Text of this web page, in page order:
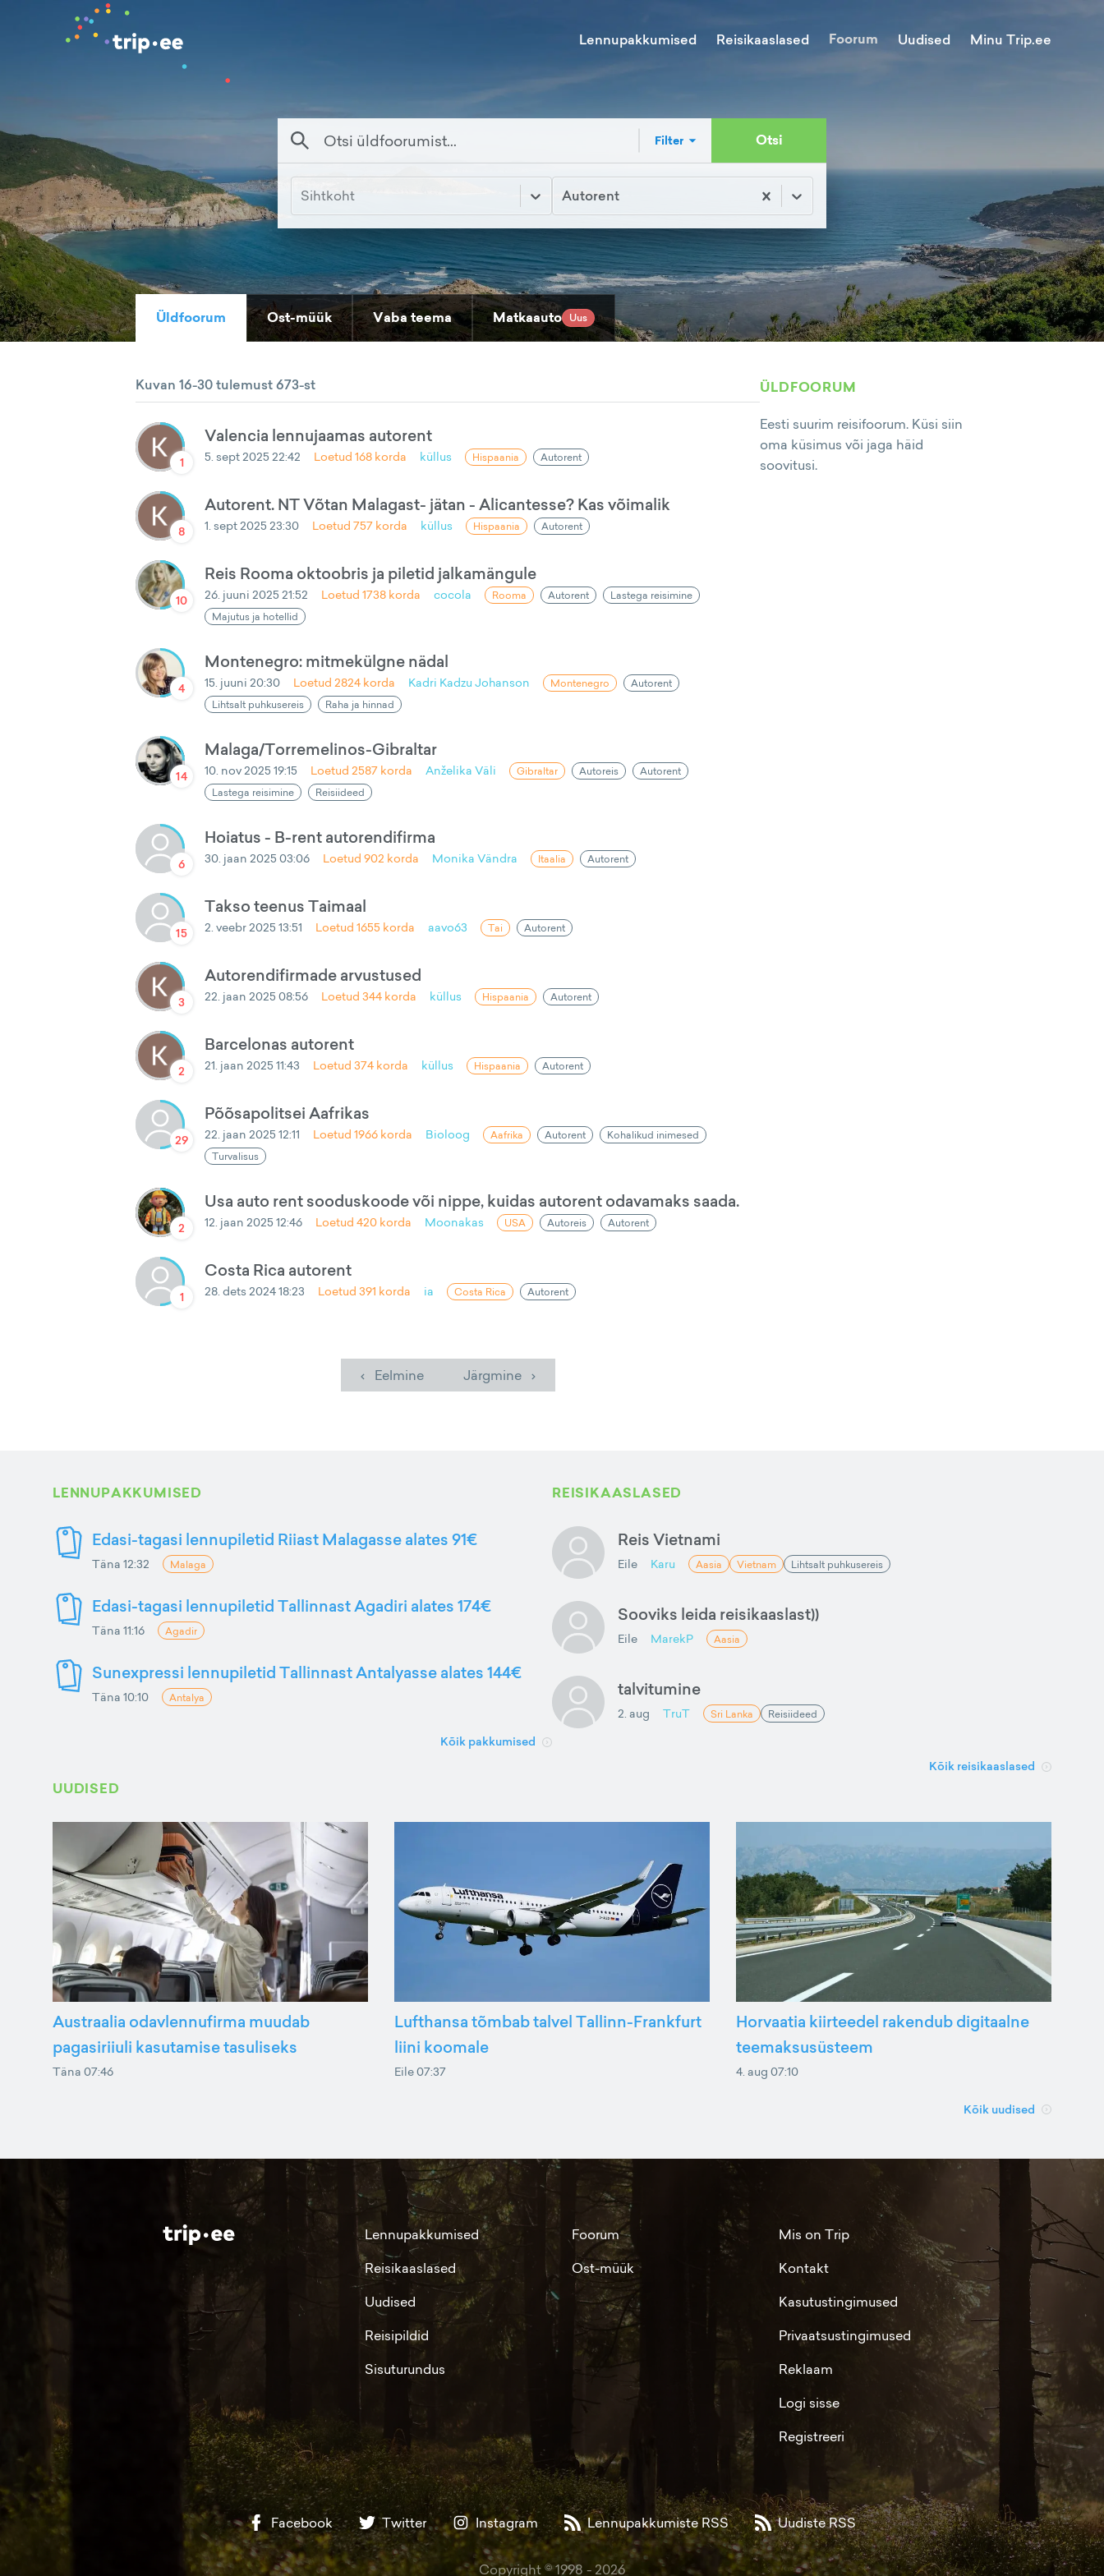
Lennupakkumised Reisikaaslased Foorum Uudised Minu Trip.ee
Filter Otsi
Sihtkoht Autorent
Üldfoorum Ost-müük Vaba teema Matkaauto Uus
Kuvan 16-30 tulemust 673-st
1
Valencia lennujaamas autorent
5. sept 2025 22:42 Loetud168 korda küllus Hispaania Autorent
8
Autorent. NT Võtan Malagast- jätan - Alicantesse? Kas võimalik
1. sept 2025 23:30 Loetud757 korda küllus Hispaania Autorent
10
Reis Rooma oktoobris ja piletid jalkamängule
26. juuni 2025 21:52 Loetud1738 korda cocola Rooma Autorent
Lastega reisimine
Majutus ja hotellid
4
Montenegro: mitmekülgne nädal
15. juuni 20:30 Loetud2824 korda Kadri Kadzu Johanson Montenegro
Autorent
Lihtsalt puhkusereis
Raha ja hinnad
14
Malaga/Torremelinos-Gibraltar
10. nov 2025 19:15 Loetud2587 korda Anželika Väli Gibraltar Autoreis
Autorent
Lastega reisimine
Reisiideed
6
Hoiatus - B-rent autorendifirma
30. jaan 2025 03:06 Loetud902 korda Monika Vändra Itaalia Autorent
15
Takso teenus Taimaal
2. veebr 2025 13:51 Loetud1655 korda aavo63 Tai Autorent
3
Autorendifirmade arvustused
22. jaan 2025 08:56 Loetud344 korda küllus Hispaania Autorent
2
Barcelonas autorent
21. jaan 2025 11:43 Loetud374 korda küllus Hispaania Autorent
29
Põõsapolitsei Aafrikas
22. jaan 2025 12:11 Loetud1966 korda Bioloog Aafrika Autorent
Kohalikud inimesed
Turvalisus
2
Usa auto rent sooduskoode või nippe, kuidas autorent odavamaks saada.
12. jaan 2025 12:46 Loetud420 korda Moonakas USA Autoreis Autorent
1
Costa Rica autorent
28. dets 2024 18:23 Loetud391 korda ia Costa Rica Autorent
‹ Eelmine Järgmine ›
ÜLDFOORUM
Eesti suurim reisifoorum. Küsi siin
oma küsimus või jaga häid
soovitusi.
LENNUPAKKUMISED
Edasi-tagasi lennupiletid Riiast Malagasse alates 91€
Täna 12:32 Malaga
Edasi-tagasi lennupiletid Tallinnast Agadiri alates 174€
Täna 11:16 Agadir
Sunexpressi lennupiletid Tallinnast Antalyasse alates 144€
Täna 10:10 Antalya
Kõik pakkumised
REISIKAASLASED
Reis Vietnami
Eile Karu Aasia Vietnam Lihtsalt puhkusereis
Sooviks leida reisikaaslast))
Eile MarekP Aasia
talvitumine
2. aug TruT Sri Lanka Reisiideed
Kõik reisikaaslased
UUDISED
Austraalia odavlennufirma muudab
pagasiriiuli kasutamise tasuliseks
Täna 07:46
Lufthansa tõmbab talvel Tallinn-Frankfurt
liini koomale
Eile 07:37
Horvaatia kiirteedel rakendub digitaalne
teemaksusüsteem
4. aug 07:10
Kõik uudised
Lennupakkumised
Reisikaaslased
Uudised
Reisipildid
Sisuturundus
Foorum
Ost-müük
Mis on Trip
Kontakt
Kasutustingimused
Privaatsustingimused
Reklaam
Logi sisse
Registreeri
Facebook Twitter Instagram Lennupakkumiste RSS Uudiste RSS
Copyright © 1998 - 2026